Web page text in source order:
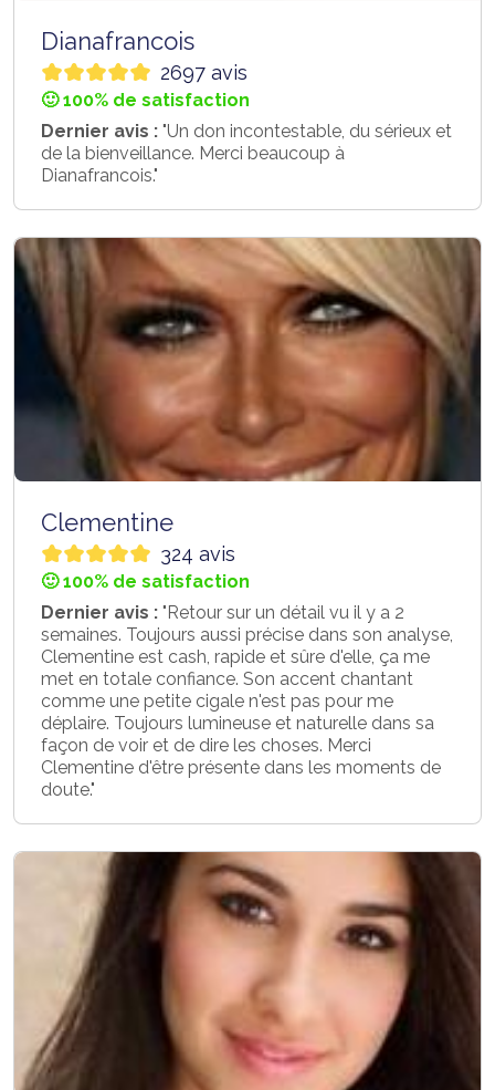
Dianafrancois
2697 avis
🙂 100% de satisfaction
Dernier avis : "Un don incontestable, du sérieux et
de la bienveillance. Merci beaucoup à
Dianafrancois."
Clementine
324 avis
🙂 100% de satisfaction
Dernier avis : "Retour sur un détail vu il y a 2
semaines. Toujours aussi précise dans son analyse,
Clementine est cash, rapide et sûre d'elle, ça me
met en totale confiance. Son accent chantant
comme une petite cigale n'est pas pour me
déplaire. Toujours lumineuse et naturelle dans sa
façon de voir et de dire les choses. Merci
Clementine d'être présente dans les moments de
doute."